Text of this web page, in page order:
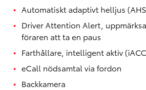
Automatiskt adaptivt helljus
Driver Attention Alert,
föraren att ta en paus
Farthållare, intelligent aktiv
eCall nödsamtal via fordon
Backkamera